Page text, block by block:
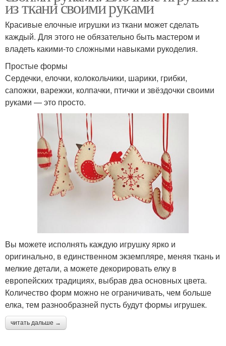
из ткани своими руками
Красивые елочные игрушки из ткани может сделать
каждый. Для этого не обязательно быть мастером и
владеть какими-то сложными навыками рукоделия.
Простые формы
Сердечки, елочки, колокольчики, шарики, грибки,
сапожки, варежки, колпачки, птички и звёздочки своими
руками — это просто.
Вы можете исполнять каждую игрушку ярко и
оригинально, в единственном экземпляре, меняя ткань и
мелкие детали, а можете декорировать елку в
европейских традициях, выбрав два основных цвета.
Количество форм можно не ограничивать, чем больше
елка, тем разнообразней пусть будут формы игрушек.
читать дальше →